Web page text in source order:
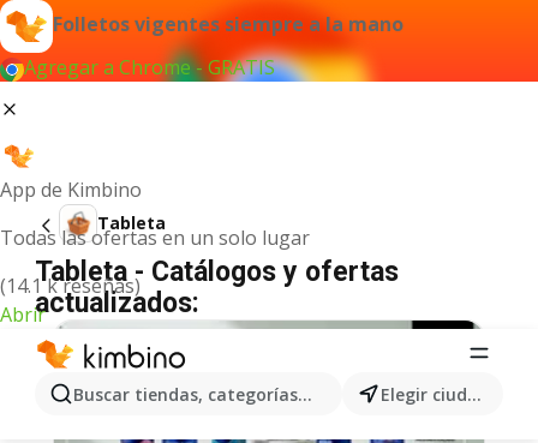
Folletos vigentes siempre a la mano
Agregar a Chrome - GRATIS
App de Kimbino
Todas las ofertas en un solo lugar
(14.1 k reseñas)
Abrir
Buscar tiendas, categorías, productos... Elegir ciudad
Tableta
Tableta - Catálogos y ofertas
actualizados: